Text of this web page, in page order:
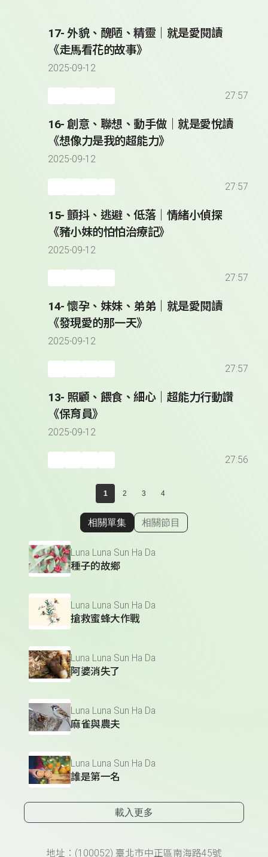
17- 外貌、醜陋、精靈｜就是愛閱讀
《走馬看花的故事》
2025-09-12
27:57
16- 創意、聯想、動手做｜就是愛悅讀
《想像力是我的超能力》
2025-09-12
27:57
15- 顫抖、逃避、低落｜情緒小偵探
《豬小妹的怕怕治療記》
2025-09-12
27:57
14- 懷孕、妹妹、弟弟｜就是愛閱讀
《發現愛的那一天》
2025-09-12
27:57
13- 照顧、餵食、細心｜超能力行動讚
《保育員》
2025-09-12
27:56
1 2 3 4
顯示相關單集
相關單集 相關節目
Luna Luna Sun Ha Da
種子的故鄉
Luna Luna Sun Ha Da
搶救蜜蜂大作戰
Luna Luna Sun Ha Da
阿婆消失了
Luna Luna Sun Ha Da
麻雀與農夫
Luna Luna Sun Ha Da
誰是第一名
載入更多
地址：(100052) 臺北市中正區南海路45號